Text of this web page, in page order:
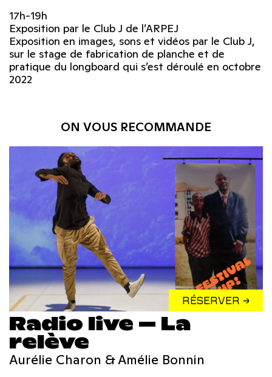
17h-19h
Exposition par le Club J de l’ARPEJ
Exposition en images, sons et vidéos par le Club J,
sur le stage de fabrication de planche et de
pratique du longboard qui s’est déroulé en octobre
2022
ON VOUS RECOMMANDE
RÉSERVER →
Radio live – La
relève
Aurélie Charon & Amélie Bonnin